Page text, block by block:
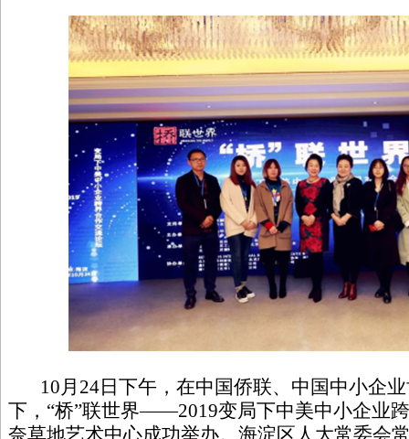
10月24日下午，在中国侨联、中国中小企业
下，“桥”联世界——2019变局下中美中小企业
奈草地艺术中心成功举办。海淀区人大常委会